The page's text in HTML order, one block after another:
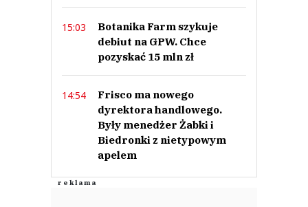
15:03
Botanika Farm szykuje
debiut na GPW. Chce
pozyskać 15 mln zł
14:54
Frisco ma nowego
dyrektora handlowego.
Były menedżer Żabki i
Biedronki z nietypowym
apelem